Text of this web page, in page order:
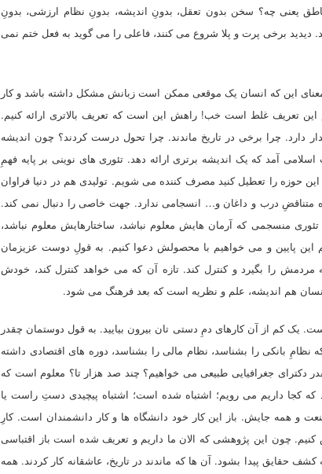
یعنی چه؟ سخن بدون تعقل، بدونِ اندیشه، بدونِ نظام ارزشی، بدونِ
دیدید برخی پرت و پلا شروع می کنند، فاعلی را می گوید به فعل ختم نمی
این که انسان یک موقعی ممکن است زبانش مشکل داشته باشد و کار
تعریف غلط است خب! راهش این است که تعریف بالاتری ارائه کنیم.
دارد. چرا برخی در تاریخ ماندند. چرا تحول درست کردند؟ چون اندیشه
آمد که یک اندیشه برتری ارائه دهد. تئوری های نوینی بر پایه فهمِ
حوزه را تعطیل کنید مصرف کننده می شویم. تولیدی هم در دنیا فراوان
درب و داغان و… انسجامی ندارد. جهت خاصی را دنبال نمی کند.
منسجمی که آرمان هایش معلوم نباشد، ساختارهایش معلوم نباشد،
این پایین و می خواهیم با محصولش دعوا کنیم. به قولِ دوست عزیزمان
مردمش را بگیرد و کنترل کند. تازه آن که می خواهد کنترل کند، خودش
انسان هم اندیشه، علم و نظریه است که بعد فرهنگ می شود.
یک کم از آن کارهای دمِ دستی تان بیرون بیایید. به قول دوستمان چقدر
بانکی را بشناسد، نظام مالی را بشناسد، دوره های اقتصادی داشته
جغرافیایی طبیعی می خواهیم؟ چند صد هزار تا؟ معلوم است که
که کجا داریم می رویم؛ اشتباه شده است؛ اشتباه پیچیدی دستِ راست یا
و همه جایش. باز این کار خود دانشگاه ها و کار دانشمندان است. کارِ
چون این پژوهشی که الان ما داریم و تعریف شده است باز اقتباسی
پیدا بشود. آن ها که ماندند در تاریخ، عاشقانه کار کردند. همه